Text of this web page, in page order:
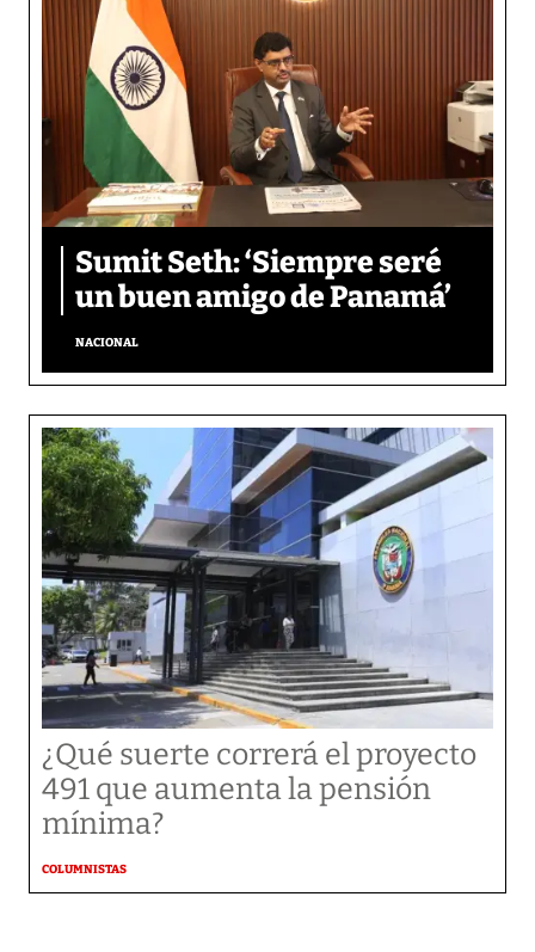
Sumit Seth: ‘Siempre seré
un buen amigo de Panamá’
NACIONAL
¿Qué suerte correrá el proyecto
491 que aumenta la pensión
mínima?
COLUMNISTAS